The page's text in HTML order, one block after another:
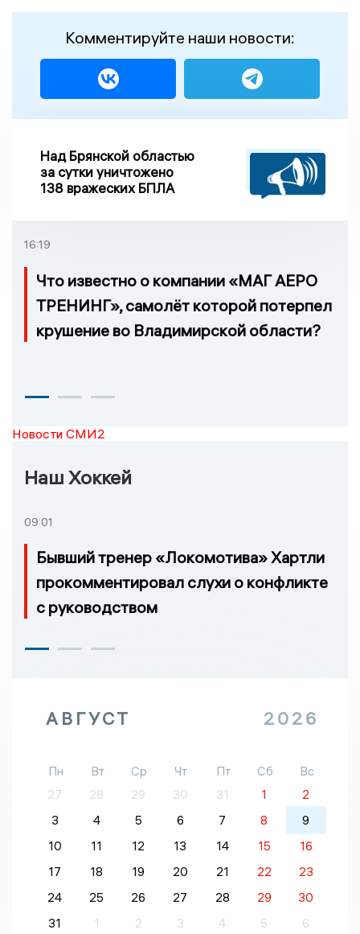
Комментируйте наши новости:
Над Брянской областью
за сутки уничтожено
138 вражеских БПЛА
16:19
Что известно о компании «МАГ АЕРО
ТРЕНИНГ», самолёт которой потерпел
крушение во Владимирской области?
Новости СМИ2
Наш Хоккей
09:01
Бывший тренер «Локомотива» Хартли
прокомментировал слухи о конфликте
с руководством
АВГУСТ 2026
Пн Вт Ср Чт Пт Сб
Вс
27
28 29 30 31 1
2
3
4 5 6 7 8
9
10
11 12 13 14 15
16
17
18 19 20 21 22
23
24
25 26 27 28 29
30
31
1 2 3 4 5 6